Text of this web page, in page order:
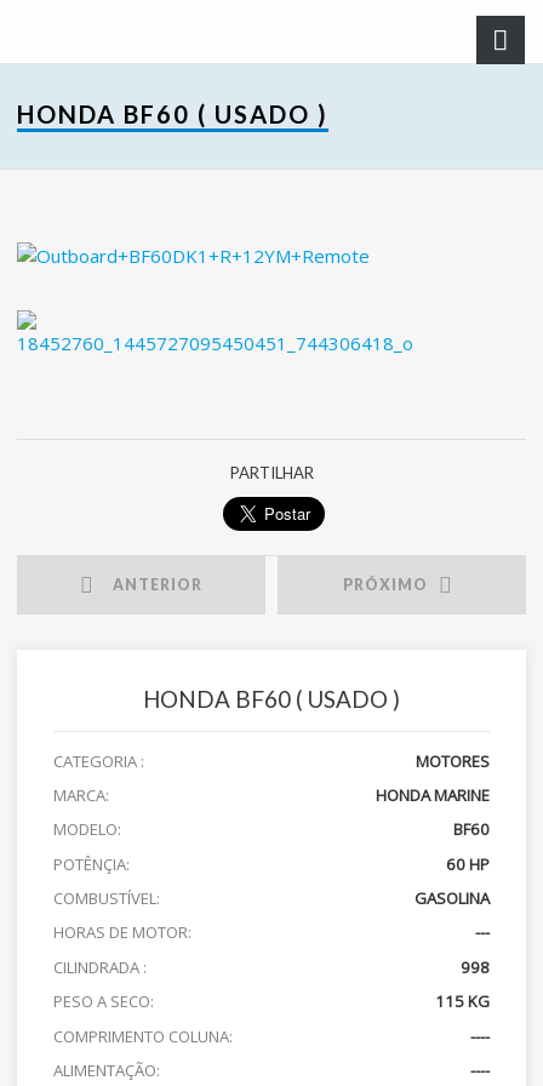
HONDA BF60 ( USADO )
PARTILHAR
ANTERIOR PRÓXIMO
HONDA BF60 ( USADO )
CATEGORIA :
MOTORES
MARCA:
HONDA MARINE
MODELO:
BF60
POTÊNÇIA:
60 HP
COMBUSTÍVEL:
GASOLINA
HORAS DE MOTOR:
---
CILINDRADA :
998
PESO A SECO:
115 KG
COMPRIMENTO COLUNA:
----
ALIMENTAÇÃO:
----